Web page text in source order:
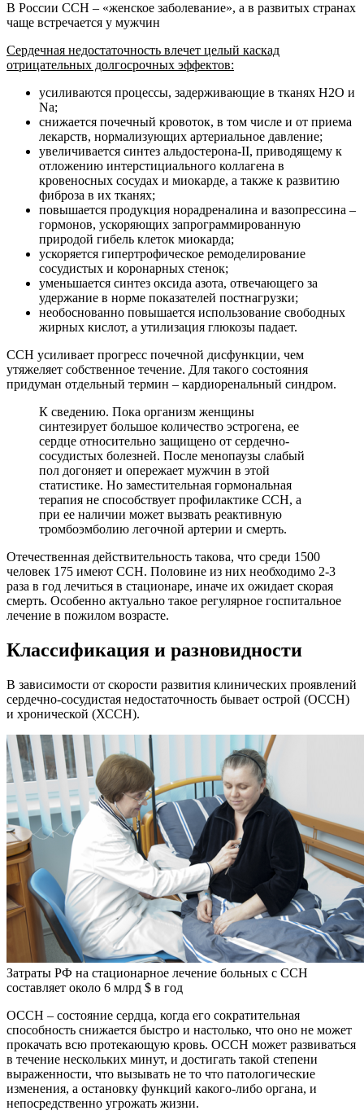
В России ССН – «женское заболевание», а в развитых странах
чаще встречается у мужчин
Сердечная недостаточность влечет целый каскад
отрицательных долгосрочных эффектов:
усиливаются процессы, задерживающие в тканях H2O и
Na;
снижается почечный кровоток, в том числе и от приема
лекарств, нормализующих артериальное давление;
увеличивается синтез альдостерона-II, приводящему к
отложению интерстициального коллагена в
кровеносных сосудах и миокарде, а также к развитию
фиброза в их тканях;
повышается продукция норадреналина и вазопрессина –
гормонов, ускоряющих запрограммированную
природой гибель клеток миокарда;
ускоряется гипертрофическое ремоделирование
сосудистых и коронарных стенок;
уменьшается синтез оксида азота, отвечающего за
удержание в норме показателей постнагрузки;
необоснованно повышается использование свободных
жирных кислот, а утилизация глюкозы падает.
ССН усиливает прогресс почечной дисфункции, чем
утяжеляет собственное течение. Для такого состояния
придуман отдельный термин – кардиоренальный синдром.
К сведению. Пока организм женщины
синтезирует большое количество эстрогена, ее
сердце относительно защищено от сердечно-
сосудистых болезней. После менопаузы слабый
пол догоняет и опережает мужчин в этой
статистике. Но заместительная гормональная
терапия не способствует профилактике ССН, а
при ее наличии может вызвать реактивную
тромбоэмболию легочной артерии и смерть.
Отечественная действительность такова, что среди 1500
человек 175 имеют ССН. Половине из них необходимо 2-3
раза в год лечиться в стационаре, иначе их ожидает скорая
смерть. Особенно актуально такое регулярное госпитальное
лечение в пожилом возрасте.
Классификация и разновидности
В зависимости от скорости развития клинических проявлений
сердечно-сосудистая недостаточность бывает острой (ОССН)
и хронической (ХССН).
Затраты РФ на стационарное лечение больных с ССН
составляет около 6 млрд $ в год
ОССН – состояние сердца, когда его сократительная
способность снижается быстро и настолько, что оно не может
прокачать всю протекающую кровь. ОССН может развиваться
в течение нескольких минут, и достигать такой степени
выраженности, что вызывать не то что патологические
изменения, а остановку функций какого-либо органа, и
непосредственно угрожать жизни.